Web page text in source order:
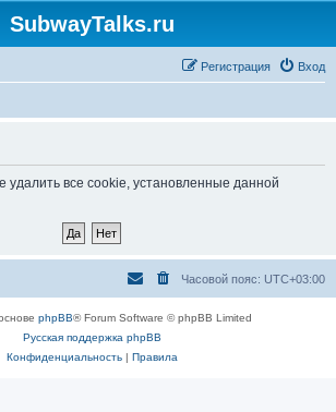
SubwayTalks.ru
Вход
Регистрация
удалить все cookie, установленные данной
Часовой пояс: UTC+03:00
phpBB® Forum Software © phpBB Limited
Русская поддержка phpBB
Конфиденциальность| Правила